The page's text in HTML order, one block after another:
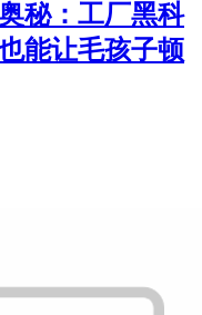
秘：工厂黑科
能让毛孩子顿